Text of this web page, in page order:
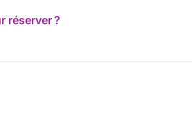
réserver ?